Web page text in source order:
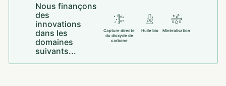
Nous finançons
des
innovations
dans les
domaines
suivants...
Capture directe
du dioxyde de
carbone
Huile bio Minéralisation